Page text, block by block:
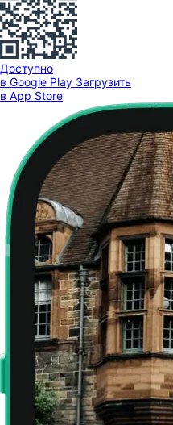
Доступно
в Google Play Загрузить
в App Store